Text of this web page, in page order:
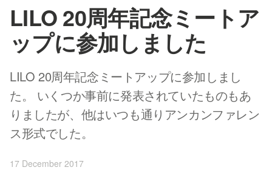
LILO 20周年記念ミートア
ップに参加しました
LILO 20周年記念ミートアップに参加しまし
た。 いくつか事前に発表されていたものもあ
りましたが、他はいつも通りアンカンファレン
ス形式でした。
17 December 2017